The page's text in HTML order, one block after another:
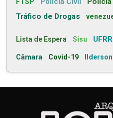
Tráfico de Drogas
Lista de Espera Sisu UFRR
Câmara Covid-19